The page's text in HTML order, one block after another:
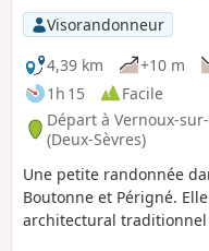
Visorandonneur
4,39 km
+10 m
1h 15
Facile
Départ à Vernoux-
(Deux-Sèvres)
Une petite randonnée
Boutonne et Périgné.
architectural traditionnel